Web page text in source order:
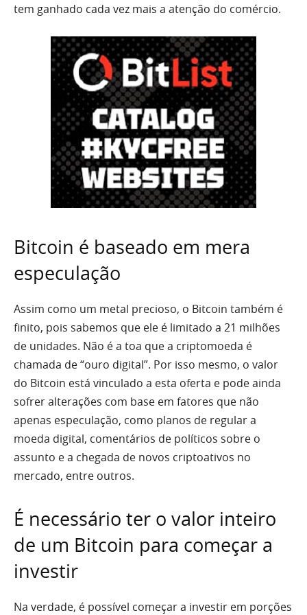
tem ganhado cada vez mais a atenção do comércio.
Bitcoin é baseado em mera
especulação
Assim como um metal precioso, o Bitcoin também é
finito, pois sabemos que ele é limitado a 21 milhões
de unidades. Não é a toa que a criptomoeda é
chamada de “ouro digital”. Por isso mesmo, o valor
do Bitcoin está vinculado a esta oferta e pode ainda
sofrer alterações com base em fatores que não
apenas especulação, como planos de regular a
moeda digital, comentários de políticos sobre o
assunto e a chegada de novos criptoativos no
mercado, entre outros.
É necessário ter o valor inteiro
de um Bitcoin para começar a
investir
Na verdade, é possível começar a investir em porções